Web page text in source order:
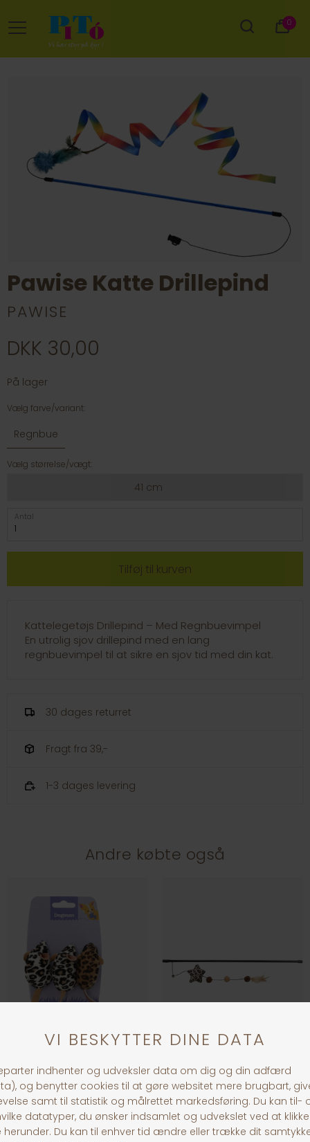
0
Pawise Katte Drillepind
PAWISE
DKK 30,00
På lager
Vælg farve/variant:
Regnbue
Vælg størrelse/vægt:
41 cm
Antal
Kattelegetøjs Drillepind – Med Regnbuevimpel
En utrolig sjov drillepind med en lang
regnbuevimpel til at sikre en sjov tid med din kat.
30 dages returret
Fragt fra 39,-
1-3 dages levering
Andre købte også
Dogman Safarimus
DKK 35,00
Trixie Drillepind Stjerne & 3 Bolde
DKK 39,00